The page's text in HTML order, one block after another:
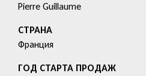
Pierre Guillaume
СТРАНА
Франция
ГОД СТАРТА ПРОДАЖ